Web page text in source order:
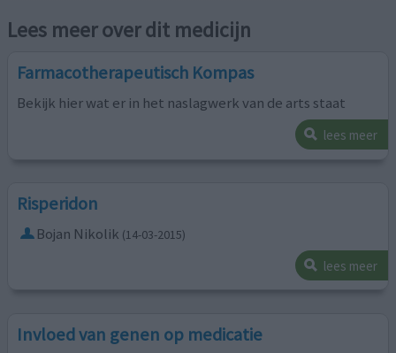
Lees meer over dit medicijn
Farmacotherapeutisch Kompas
Bekijk hier wat er in het naslagwerk van de arts staat
lees meer
Risperidon
Bojan Nikolik (14-03-2015)
lees meer
Invloed van genen op medicatie